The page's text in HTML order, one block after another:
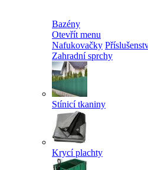
Bazény
Otevřít menu
Nafukovačky
Zahradní sprchy
Stínicí tkaniny
Krycí plachty